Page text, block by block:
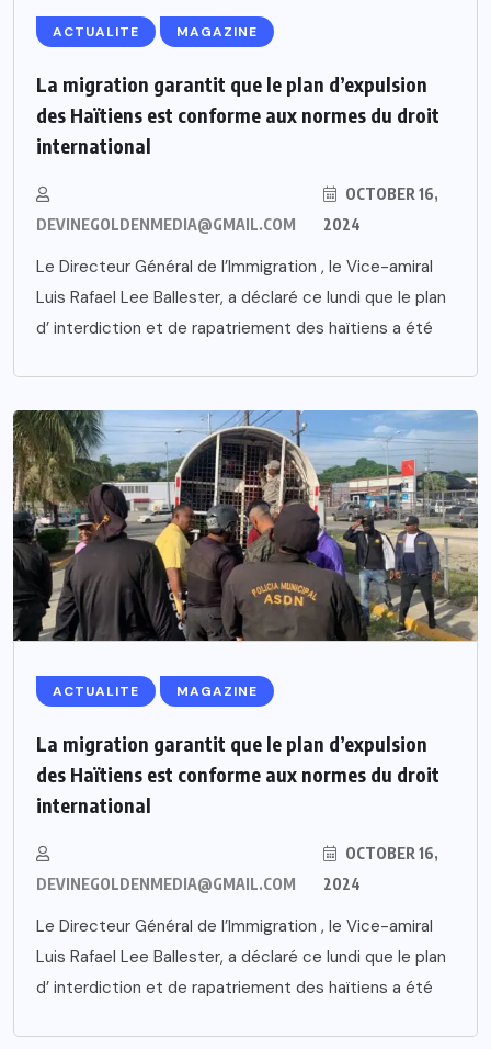
ACTUALITE MAGAZINE
La migration garantit que le plan d’expulsion
des Haïtiens est conforme aux normes du droit
international
DEVINEGOLDENMEDIA@GMAIL.COM
OCTOBER 16,
2024
Le Directeur Général de l’Immigration , le Vice-amiral
Luis Rafael Lee Ballester, a déclaré ce lundi que le plan
d’ interdiction et de rapatriement des haïtiens a été
ACTUALITE MAGAZINE
La migration garantit que le plan d’expulsion
des Haïtiens est conforme aux normes du droit
international
DEVINEGOLDENMEDIA@GMAIL.COM
OCTOBER 16,
2024
Le Directeur Général de l’Immigration , le Vice-amiral
Luis Rafael Lee Ballester, a déclaré ce lundi que le plan
d’ interdiction et de rapatriement des haïtiens a été